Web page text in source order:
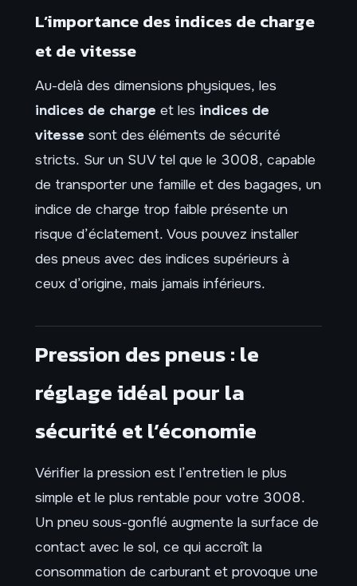
L’importance des indices de charge
et de vitesse
Au-delà des dimensions physiques, les
indices de charge et les indices de
vitesse sont des éléments de sécurité
stricts. Sur un SUV tel que le 3008, capable
de transporter une famille et des bagages, un
indice de charge trop faible présente un
risque d’éclatement. Vous pouvez installer
des pneus avec des indices supérieurs à
ceux d’origine, mais jamais inférieurs.
Pression des pneus : le
réglage idéal pour la
sécurité et l’économie
Vérifier la pression est l’entretien le plus
simple et le plus rentable pour votre 3008.
Un pneu sous-gonflé augmente la surface de
contact avec le sol, ce qui accroît la
consommation de carburant et provoque une